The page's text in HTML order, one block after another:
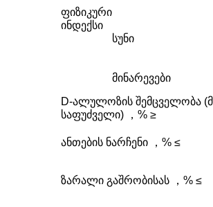
ფიზიკური
ინდექსი
სუნი
მინარევები
D-ალულოზის შემცველობა
საფუძველი) ，% ≥
ანთების ნარჩენი ，% ≤
ზარალი გაშრობისას ，% ≤